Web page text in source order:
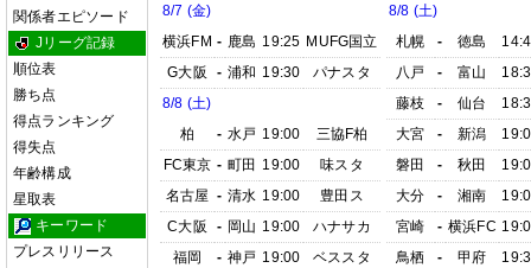
関係者エピソード
Jリーグ記録
順位表
勝ち点
得点ランキング
得失点
年齢構成
星取表
キーワード
プレスリリース
8/7 (金)
横浜FM - 鹿島 19:25 MUFG国立
G大阪
- 浦和 19:30
パナスタ
8/8 (土)
柏
- 水戸 19:00
三協F柏
FC東京 - 町田 19:00
味スタ
名古屋 - 清水 19:00
豊田ス
C大阪
- 岡山 19:00
ハナサカ
福岡
- 神戸 19:00
ベススタ
8/8 (土)
札幌
- 徳島
八戸
- 富山
藤枝
- 仙台
大宮
- 新潟
磐田
- 秋田
大分
- 湘南
宮崎
- 横浜FC
鳥栖
- 甲府